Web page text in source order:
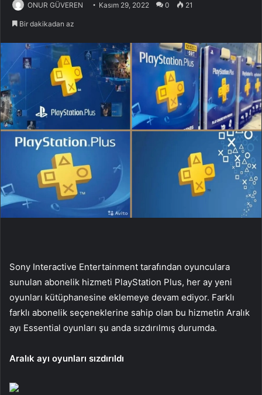
ONUR GÜVEREN Kasım 29, 2022 0 21
Bir dakikadan az
Sony Interactive Entertainment tarafından oyunculara
sunulan abonelik hizmeti PlayStation Plus, her ay yeni
oyunları kütüphanesine eklemeye devam ediyor. Farklı
farklı abonelik seçeneklerine sahip olan bu hizmetin Aralık
ayı Essential oyunları şu anda sızdırılmış durumda.
Aralık ayı oyunları sızdırıldı